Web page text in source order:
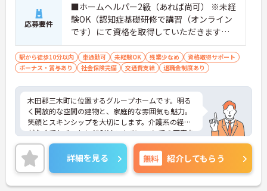
応募要件
■ホームヘルパー2級（あれば尚可） ※未経
験OK（認知症基礎研修で講習（オンライン
です）にて資格を取得していただきます※
費用は会社が負担）
駅から徒歩10分以内 車通勤可 未経験OK 残業少なめ
資格取得サポート
ボーナス・賞与あり
社会保険完備 交通費支給 退職金制度あり
木田郡三木町に位置するグループホームです。明る
く開放的な空間の建物と、家庭的な雰囲気も魅力。
笑顔とスキンシップを大切にします。介護系の経験
がなくてもチャレンジOK！マンツーマンでの丁寧な
教育をしてくださいます。ご興味のある方には、面
接対策ポイントなど、さらに詳細をお話しいたしま
すのでお気軽にご相談ください！
詳細を見る 無料 紹介してもらう